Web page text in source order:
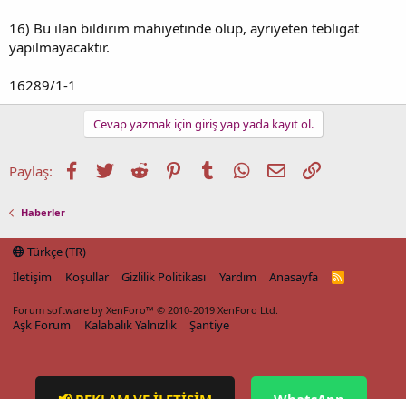
16) Bu ilan bildirim mahiyetinde olup, ayrıyeten tebligat
yapılmayacaktır.
16289/1-1
Cevap yazmak için giriş yap yada kayıt ol.
Paylaş: Facebook
TwitterReddit PinterestTumblrWhatsApp
E-postaLink
Haberler
Türkçe (TR)
İletişim
Koşullar Gizlilik Politikası Yardım Anasayfa
R
Forum software by XenForo™ © 2010-2019 XenForo Ltd.
Aşk Forum Kalabalık Yalnızlık Şantiye